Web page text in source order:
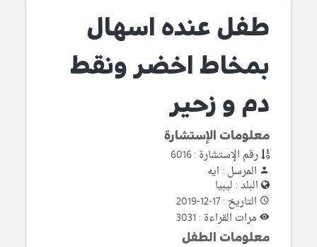
طفل عنده اسهال
بمخاط اخضر ونقط
دم و زحير
معلومات الإستشارة
رقم الإستشارة : 6016
المرسل : ايه
البلد : ليبيا
التاريخ : 17-12-2019
مرات القراءة : 3031
معلومات الطفل